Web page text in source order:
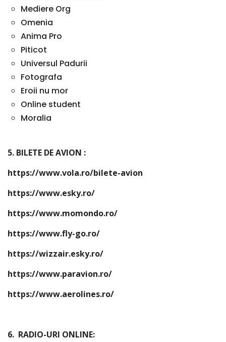
Mediere Org
Omenia
Anima Pro
Piticot
Universul Padurii
Fotografa
Eroii nu mor
Online student
Moralia
5. BILETE DE AVION :
https://www.vola.ro/bilete-avion
https://www.esky.ro/
https://www.momondo.ro/
https://www.fly-go.ro/
https://wizzair.esky.ro/
https://www.paravion.ro/
https://www.aerolines.ro/
6. RADIO-URI ONLINE: